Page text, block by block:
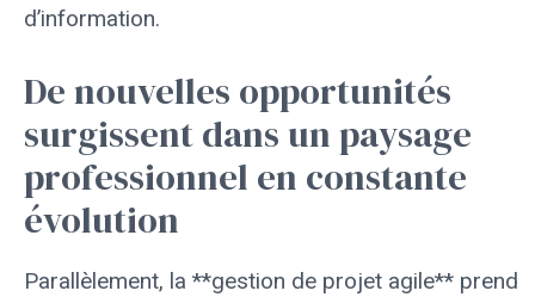
d’information.
De nouvelles opportunités
surgissent dans un paysage
professionnel en constante
évolution
Parallèlement, la **gestion de projet agile** prend